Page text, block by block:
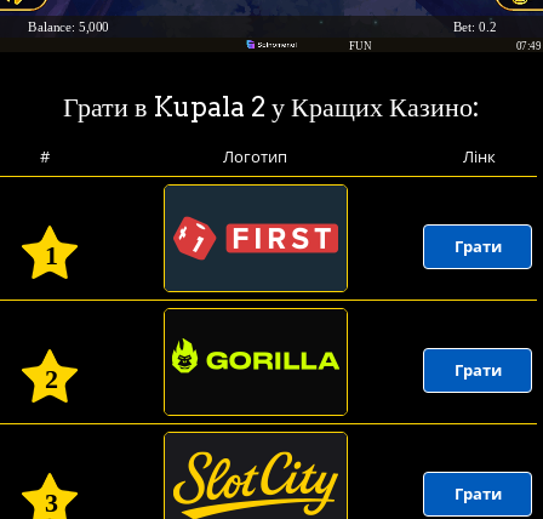
Грати в Kupala 2 у Кращих Казино:
# Логотип Лінк
1 Грати
2 Грати
3 Грати